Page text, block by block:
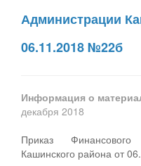
Администрации
06.11.2018 №22б
Информация о
декабря 2018
Приказ Финансового
Кашинского района от